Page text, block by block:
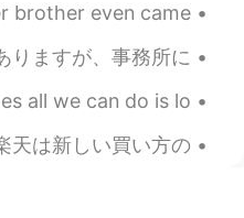
school today! Her older brother even came...
ちなみに、事務所にマッサージシーツを買いました。家にはマッサージチェアがありますが、事務所に...
do is wait.✋🏻 Sometimes all we can do is lo...
フトをテストする代わりに、テストしてくれるソフトを作っている。例えば、楽天は新しい買い方の...